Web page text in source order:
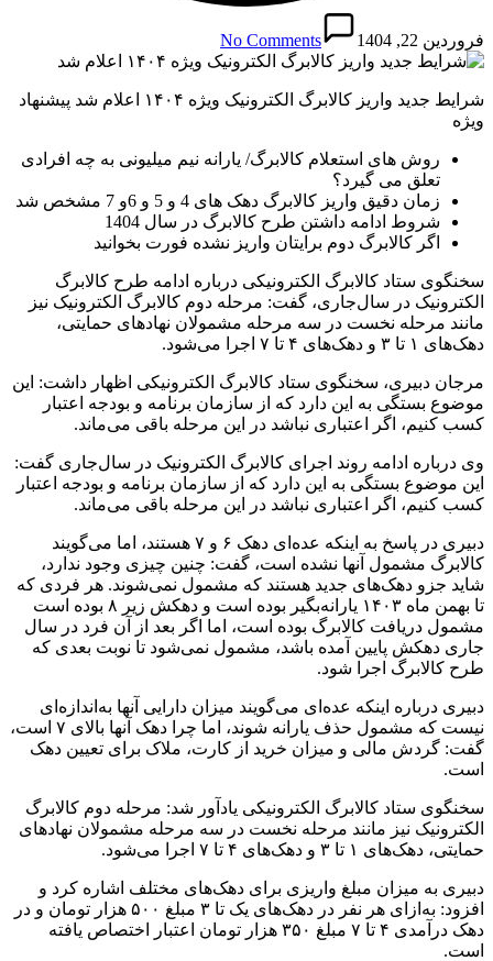
فروردین 22, 1404 No Comments
شرایط جدید واریز کالابرگ الکترونیک ویژه ۱۴۰۴ اعلام شد پیشنهاد
ویژه
روش های استعلام کالابرگ/ یارانه نیم میلیونی به چه افرادی
تعلق می گیرد؟
زمان دقیق واریز کالابرگ دهک های 4 و 5 و 6و 7 مشخص شد
شروط ادامه داشتن طرح کالابرگ در سال 1404
اگر کالابرگ دوم برایتان واریز نشده فورت بخوانید
سخنگوی ستاد کالابرگ الکترونیکی درباره ادامه طرح کالابرگ
الکترونیک در سال‌جاری، گفت: مرحله دوم کالابرگ الکترونیک نیز
مانند مرحله نخست در سه مرحله مشمولان نهاد‌های حمایتی،
دهک‌های ۱ تا ۳ و دهک‌های ۴ تا ۷ اجرا می‌شود.
مرجان دبیری، سخنگوی ستاد کالابرگ الکترونیکی اظهار داشت: این
موضوع بستگی به این دارد که از سازمان برنامه و بودجه اعتبار
کسب کنیم، اگر اعتباری نباشد در این مرحله باقی می‌ماند.
وی درباره ادامه روند اجرای کالابرگ الکترونیک در سال‌جاری گفت:
این موضوع بستگی به این دارد که از سازمان برنامه و بودجه اعتبار
کسب کنیم، اگر اعتباری نباشد در این مرحله باقی می‌ماند.
دبیری در پاسخ به اینکه عده‌ای دهک ۶ و ۷ هستند، اما می‌گویند
کالابرگ مشمول آنها نشده است، گفت: چنین چیزی وجود ندارد،
شاید جزو دهک‌های جدید هستند که مشمول نمی‌شوند. هر فردی که
تا بهمن ماه ۱۴۰۳ یارانه‌بگیر بوده است و دهکش زیر ۸ بوده است
مشمول دریافت کالابرگ بوده است، اما اگر بعد از آن فرد در سال
جاری دهکش پایین آمده باشد، مشمول نمی‌شود تا نوبت بعدی که
طرح کالابرگ اجرا شود.
دبیری درباره اینکه عده‌ای می‌گویند میزان دارایی آنها به‌اندازه‌ای
نیست که مشمول حذف یارانه شوند، اما چرا دهک آنها بالای ۷ است،
گفت: گردش مالی و میزان خرید از کارت، ملاک برای تعیین دهک
است.
سخنگوی ستاد کالابرگ الکترونیکی یادآور شد: مرحله دوم کالابرگ
الکترونیک نیز مانند مرحله نخست در سه مرحله مشمولان نهاد‌های
حمایتی، دهک‌های ۱ تا ۳ و دهک‌های ۴ تا ۷ اجرا می‌شود.
دبیری به میزان مبلغ واریزی برای دهک‌های مختلف اشاره کرد و
افزود: به‌ازای هر نفر در دهک‌های یک تا ۳ مبلغ ۵۰۰ هزار تومان و در
دهک درآمدی ۴ تا ۷ مبلغ ۳۵۰ هزار تومان اعتبار اختصاص یافته
است.